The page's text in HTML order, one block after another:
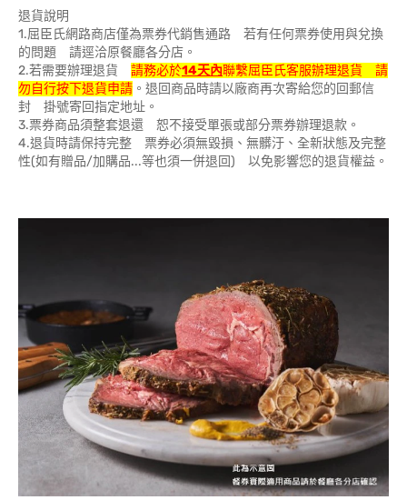
退貨說明
1.屈臣氏網路商店僅為票券代銷售通路 若有任何票券使用與兌換
的問題 請逕洽原餐廳各分店。
2.若需要辦理退貨 請務必於14天內聯繫屈臣氏客服辦理退貨 請
勿自行按下退貨申請 。退回商品時請以廠商再次寄給您的回郵信
封 掛號寄回指定地址。
3.票券商品須整套退還 恕不接受單張或部分票券辦理退款。
4.退貨時請保持完整 票券必須無毀損、無髒汙、全新狀態及完整
性(如有贈品/加購品...等也須一併退回) 以免影響您的退貨權益。